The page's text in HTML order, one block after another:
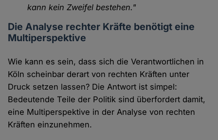
kann kein Zweifel bestehen."
Die Analyse rechter Kräfte benötigt eine
Multiperspektive
Wie kann es sein, dass sich die Verantwortlichen in
Köln scheinbar derart von rechten Kräften unter
Druck setzen lassen? Die Antwort ist simpel:
Bedeutende Teile der Politik sind überfordert damit,
eine Multiperspektive in der Analyse von rechten
Kräften einzunehmen.